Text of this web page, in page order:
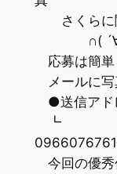
さくらに関
∩( ´∀
応募は簡単
メールに写
●送信アド
┗
今回の優秀